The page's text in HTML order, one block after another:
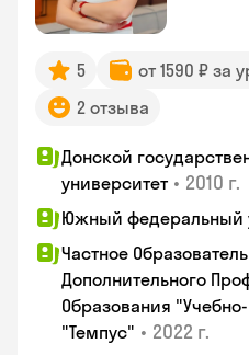
5 от 1590 ₽ за
2 отзыва
Донской
университет • 2010 г.
Южный федеральный
Частное
Дополнительного
Образования
"Темпус" • 2022 г.